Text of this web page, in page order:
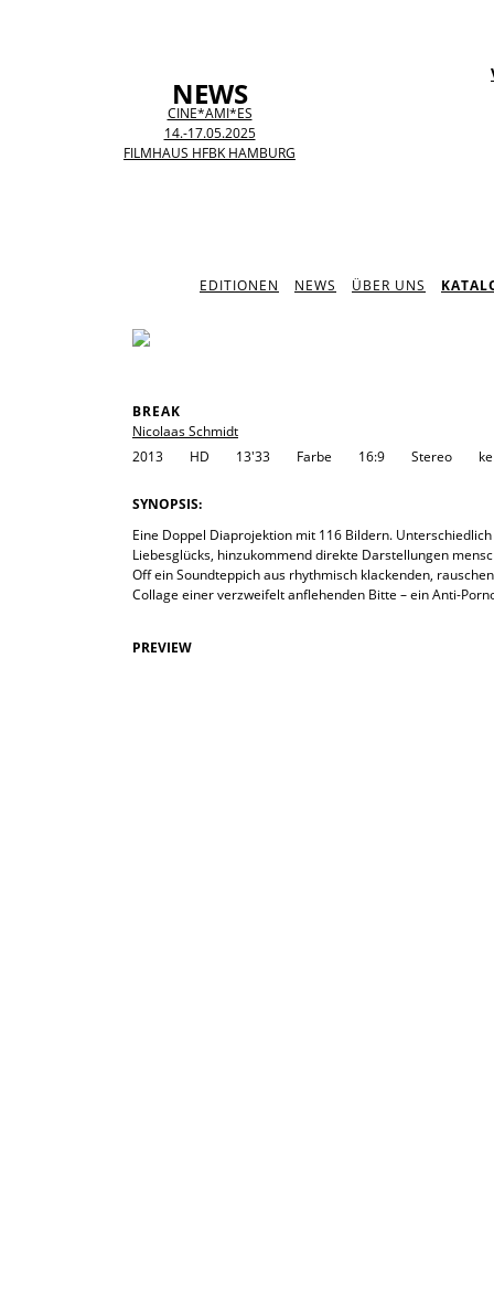
NEWS
CINE*AMI*ES
14.-17.05.2025
FILMHAUS HFBK HAMBURG
EDITIONEN NEWS ÜBER UNS
BREAK
Nicolaas Schmidt
2013
HD 13'33 Farbe 16:9 Stereo
SYNOPSIS:
Eine Doppel Diaprojektion mit 116 Bildern.
Liebesglücks, hinzukommend direkte Darstellungen
Off ein Soundteppich aus rhythmisch klackenden,
Collage einer verzweifelt anflehenden Bitte – ein Anti-
PREVIEW